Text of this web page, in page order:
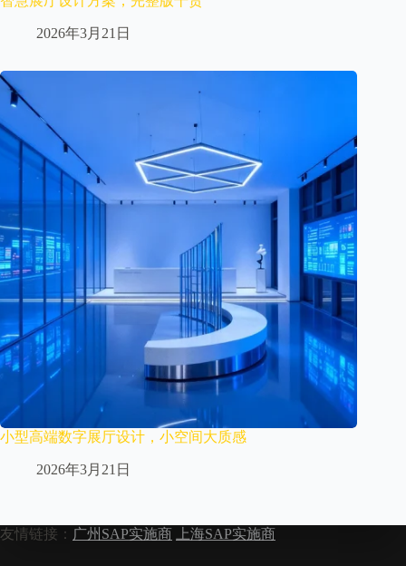
2026年3月21日
小型高端数字展厅设计，小空间大质感
2026年3月21日
友情链接： 广州SAP实施商 上海SAP实施商